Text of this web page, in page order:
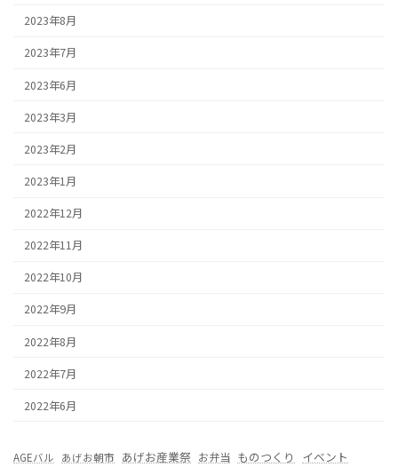
2023年8月
2023年7月
2023年6月
2023年3月
2023年2月
2023年1月
2022年12月
2022年11月
2022年10月
2022年9月
2022年8月
2022年7月
2022年6月
AGEバル あげお朝市 あげお産業祭 お弁当 ものつくり イベント